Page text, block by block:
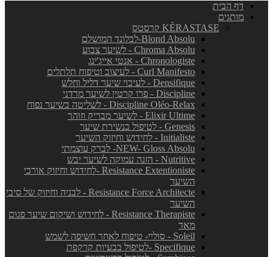
דף הבית
מותגים
KÈRASTASE קרסטס
Blond Absolu-לבלונד המושלם
Chroma Absolu - לשיער צבוע
Chronologiste - אנטי אייג'ינג
Curl Manifesto - לעיצוב וטיפוח תלתלים
Densifique - לעיבוי שיער דליל וחלש
Discipline - פרו קרטין לשיער מרדני
Discipline Oléo-Relax - לשליטה בשיער נפוח
Elixir Ultime - לשיער מבריק וזוהר
Genesis - לטיפול בנשירת שיער
Initialiste - לחידוש וחיזוק השיער
NEW- Gloss Absolu- לברק עוצמתי
Nutritive - הזנה עמוקה לשיער יבש
Resistance Extentioniste -לחידוש וחיזוק אורכי
השיער
Resistance Force Architecte - לבניה וחיזוק של סיבי
השיער
Resistance Therapiste - לחידוש ושיקום שיער פגום
מאד
Soleil - סוליי- טיפוח לאחר חשיפה לשמש
Specifique -לטיפול בבעיות קרקפת